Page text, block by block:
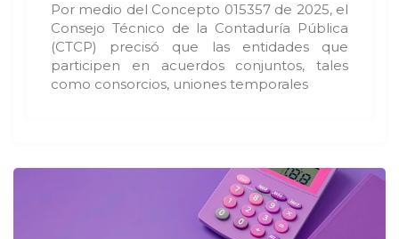
Por medio del Concepto 015357 de 2025, el
Consejo Técnico de la Contaduría Pública
(CTCP) precisó que las entidades que
participen en acuerdos conjuntos, tales
como consorcios, uniones temporales